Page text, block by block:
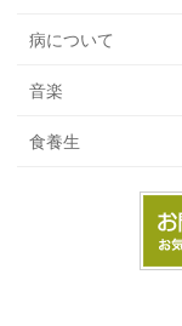
病について
音楽
食養生